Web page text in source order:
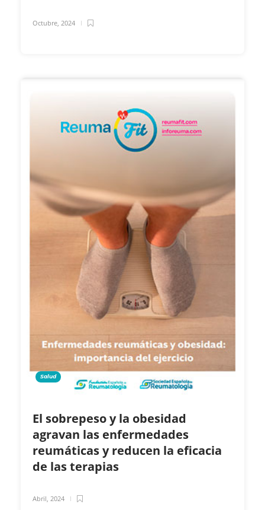
Octubre, 2024
Salud
El sobrepeso y la obesidad
agravan las enfermedades
reumáticas y reducen la eficacia
de las terapias
Abril, 2024